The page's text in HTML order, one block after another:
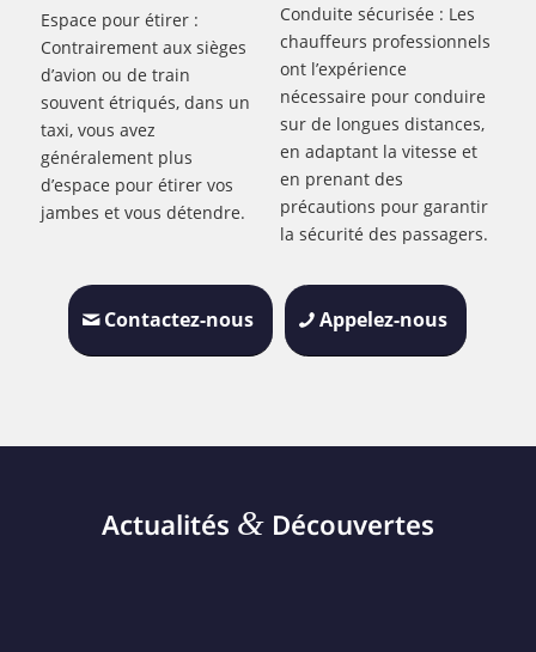
Espace pour étirer :
Contrairement aux sièges
d’avion ou de train
souvent étriqués, dans un
taxi, vous avez
généralement plus
d’espace pour étirer vos
jambes et vous détendre.
Conduite sécurisée : Les
chauffeurs professionnels
ont l’expérience
nécessaire pour conduire
sur de longues distances,
en adaptant la vitesse et
en prenant des
précautions pour garantir
la sécurité des passagers.
Contactez-nous Appelez-nous
Actualités &Découvertes